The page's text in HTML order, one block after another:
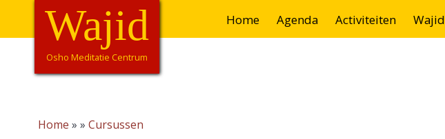
Overslaan
naar
Hoofdnavigatie
Home Agenda Activiteiten Wajid
Wajid
Osho Meditatie Centrum
Home Cursussen